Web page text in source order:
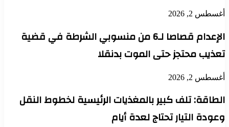
أغسطس 2, 2026
الإعدام قصاصا لـ6 من منسوبي الشرطة في قضية
تعذيب محتجز حتى الموت بدنقلا
أغسطس 2, 2026
الطاقة: تلف كبير بالمغذيات الرئيسية لخطوط النقل
وعودة التيار تحتاج لعدة أيام